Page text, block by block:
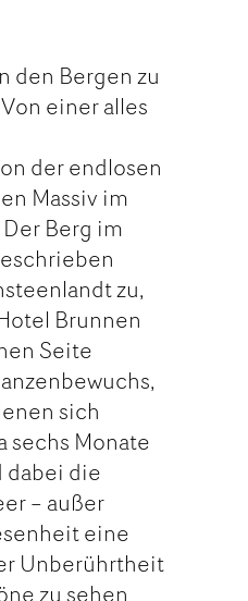
den Bergen zu
einer alles
der endlosen
Massiv im
Berg im
zu,
Brunnen
Seite
sich
sechs Monate
dabei die
– außer
eine
Unberührtheit
zu sehen